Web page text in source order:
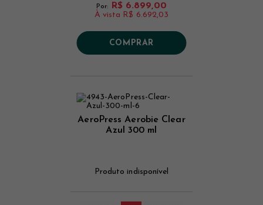
Por: R$ 6.899,00
À vista R$ 6.692,03
COMPRAR
AeroPress Aerobie Clear
Azul 300 ml
Produto indisponível